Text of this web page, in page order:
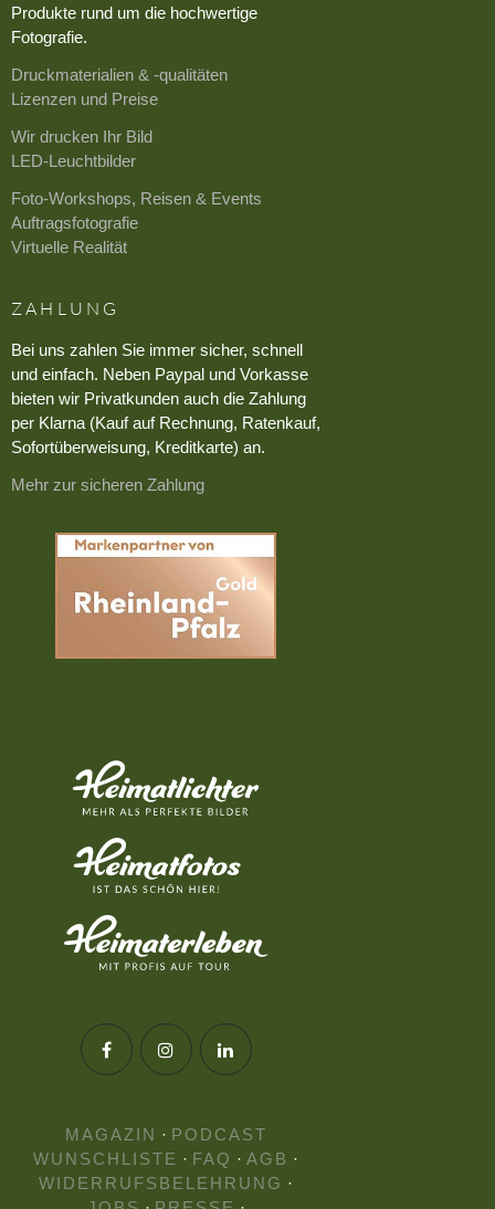
Produkte rund um die hochwertige
Fotografie.
Druckmaterialien & -qualitäten
Lizenzen und Preise
Wir drucken Ihr Bild
LED-Leuchtbilder
Foto-Workshops, Reisen & Events
Auftragsfotografie
Virtuelle Realität
ZAHLUNG
Bei uns zahlen Sie immer sicher, schnell
und einfach. Neben Paypal und Vorkasse
bieten wir Privatkunden auch die Zahlung
per Klarna (Kauf auf Rechnung, Ratenkauf,
Sofortüberweisung, Kreditkarte) an.
Mehr zur sicheren Zahlung
MAGAZIN · PODCAST
WUNSCHLISTE · FAQ · AGB ·
WIDERRUFSBELEHRUNG ·